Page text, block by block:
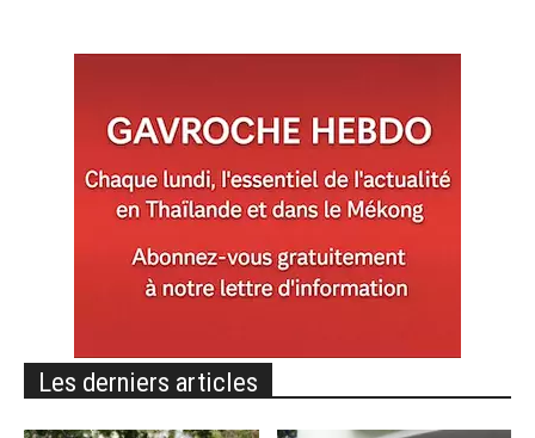
Les derniers articles